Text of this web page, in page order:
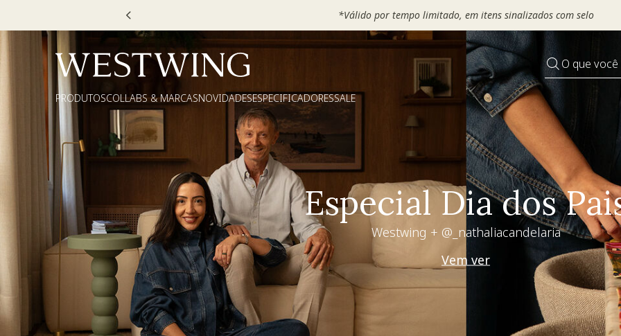
*Válido por tempo limitado, em itens sinalizados com selo
O que
PRODUTOSCOLLABS & MARCASNOVIDADESESPECIFICADORESSALE
Especial Dia dos
Westwing + @_nathaliacandelaria
Vem ver